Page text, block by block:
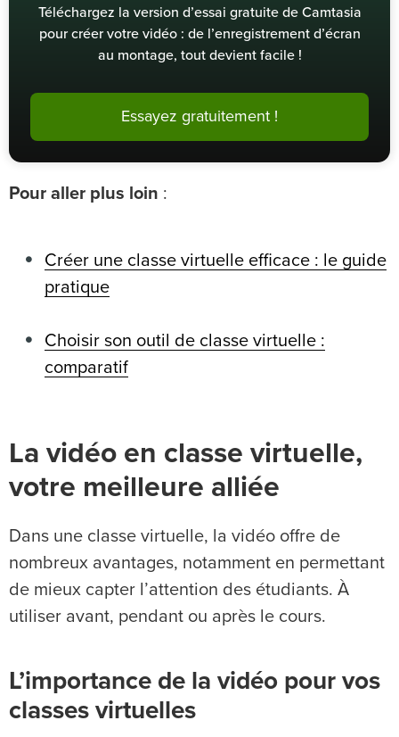
Téléchargez la version d’essai gratuite de Camtasia
pour créer votre vidéo : de l’enregistrement d’écran
au montage, tout devient facile !
Essayez gratuitement !
Pour aller plus loin :
Créer une classe virtuelle efficace : le guide
pratique
Choisir son outil de classe virtuelle :
comparatif
La vidéo en classe virtuelle,
votre meilleure alliée
Dans une classe virtuelle, la vidéo offre de
nombreux avantages, notamment en permettant
de mieux capter l’attention des étudiants. À
utiliser avant, pendant ou après le cours.
L’importance de la vidéo pour vos
classes virtuelles